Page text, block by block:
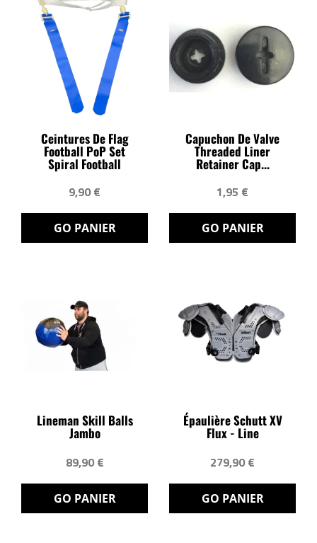
Ceintures De Flag
Football PoP Set
Spiral Football
9,90 €
GO PANIER
Capuchon De Valve
Threaded Liner
Retainer Cap...
1,95 €
GO PANIER
Lineman Skill Balls
Jambo
89,90 €
GO PANIER
Épaulière Schutt XV
Flux - Line
279,90 €
GO PANIER